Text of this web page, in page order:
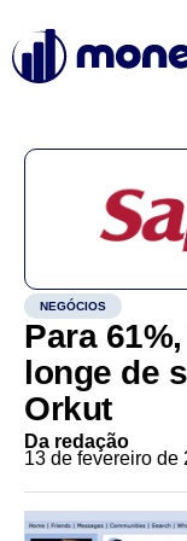
NEGÓCIOS
Para
longe de
Orkut
Da redação
13 de fevereiro de